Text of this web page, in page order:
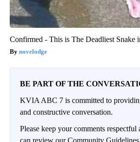
Confirmed - This is The Deadliest Snake
novelodge
BE PART OF THE
KVIA ABC 7 is committed to
and constructive conversation.
Please keep your comments respectful
can review our Community